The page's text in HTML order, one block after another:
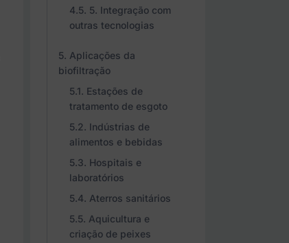
5. Integração com
outras tecnologias
Aplicações da
biofiltração
Estações de
tratamento de esgoto
Indústrias de
alimentos e bebidas
Hospitais e
laboratórios
Aterros sanitários
Aquicultura e
criação de peixes